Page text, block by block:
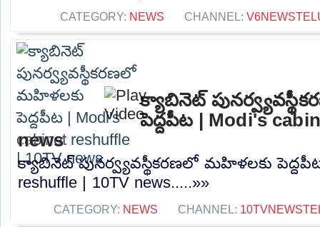
CATEGORY: NEWS CHANNEL:
క్యాబినెట్
పెద్దపీట | Modi's
news
క్యాబినెట్ పునర్వ్యవస్థీకరణలో మహిళలకు పెద్దపీట
reshuffle | 10TV news.....»»
CATEGORY: NEWS CHANNEL: